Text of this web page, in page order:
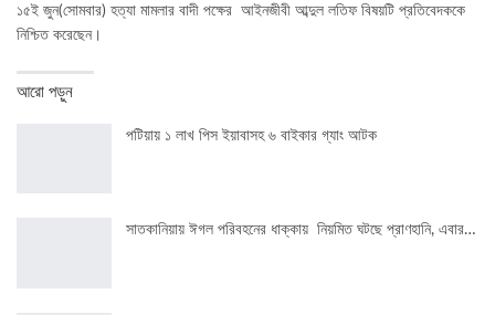
১৫ই জুন(সোমবার) হত্যা মামলার বাদী পক্ষের আইনজীবী আব্দুল লতিফ বিষয়টি প্রতিবেদককে
নিশ্চিত করেছেন।
আরো পড়ুন
পটিয়ায় ১ লাখ পিস ইয়াবাসহ ৬ বাইকার গ্যাং আটক
সাতকানিয়ায় ঈগল পরিবহনের ধাক্কায় নিয়মিত ঘটছে প্রাণহানি, এবার…